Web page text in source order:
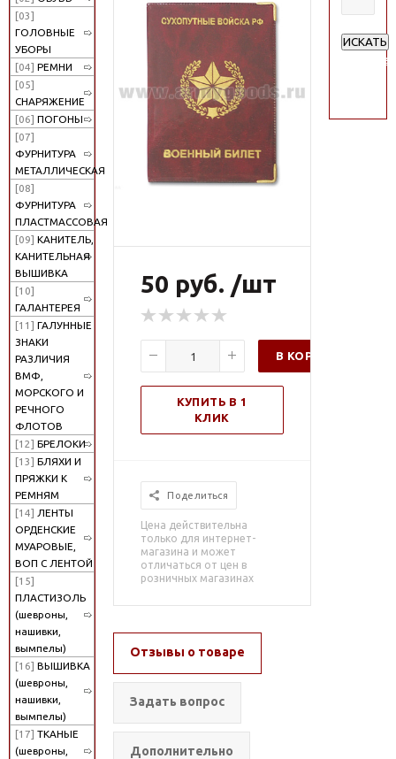
[03]
ГОЛОВНЫЕ
УБОРЫ
[04] РЕМНИ
[05]
СНАРЯЖЕНИЕ
[06] ПОГОНЫ
[07]
ФУРНИТУРА
МЕТАЛЛИЧЕСКАЯ
[08]
ФУРНИТУРА
ПЛАСТМАССОВАЯ
[09] КАНИТЕЛЬ,
КАНИТЕЛЬНАЯ
ВЫШИВКА
[10]
ГАЛАНТЕРЕЯ
[11] ГАЛУННЫЕ
ЗНАКИ
РАЗЛИЧИЯ
ВМФ,
МОРСКОГО И
РЕЧНОГО
ФЛОТОВ
[12] БРЕЛОКИ
[13] БЛЯХИ И
ПРЯЖКИ К
РЕМНЯМ
[14] ЛЕНТЫ
ОРДЕНСКИЕ
МУАРОВЫЕ,
ВОП С ЛЕНТОЙ
[15]
ПЛАСТИЗОЛЬ
(шевроны,
нашивки,
вымпелы)
[16] ВЫШИВКА
(шевроны,
нашивки,
вымпелы)
[17] ТКАНЫЕ
(шевроны,
50 руб. /шт
В КОРЗИНУ
КУПИТЬ В 1
КЛИК
Поделиться
Цена действительна
только для интернет-
магазина и может
отличаться от цен в
розничных магазинах
Отзывы о товаре
Задать вопрос
Дополнительно
ИСКАТЬ